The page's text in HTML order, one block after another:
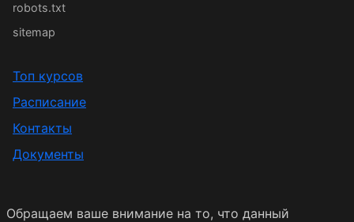
robots.txt
sitemap
Топ курсов
Расписание
Контакты
Документы
Обращаем ваше внимание на то, что данный